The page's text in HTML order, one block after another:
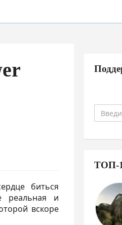
биться
реальная и
вскоре
ТОП-